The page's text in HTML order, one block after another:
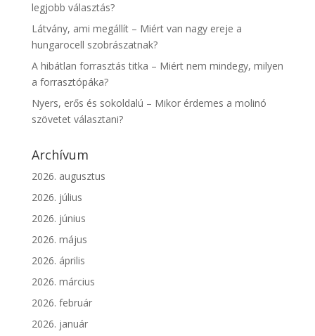
legjobb választás?
Látvány, ami megállít – Miért van nagy ereje a
hungarocell szobrászatnak?
A hibátlan forrasztás titka – Miért nem mindegy, milyen
a forrasztópáka?
Nyers, erős és sokoldalú – Mikor érdemes a molinó
szövetet választani?
Archívum
2026. augusztus
2026. július
2026. június
2026. május
2026. április
2026. március
2026. február
2026. január